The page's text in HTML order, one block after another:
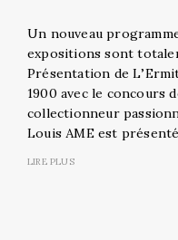
Un nouveau
expositions sont
Présentation de
1900 avec le concours
collectionneur
Louis AME est
LIRE PLUS